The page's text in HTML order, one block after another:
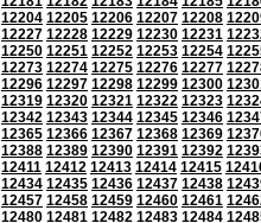
12204 12205 12206 12207 12208
12227 12228 12229 12230 12231
12250 12251 12252 12253 12254
12273 12274 12275 12276 12277
12296 12297 12298 12299 12300
12319 12320 12321 12322 12323
12342 12343 12344 12345 12346
12365 12366 12367 12368 12369
12388 12389 12390 12391 12392
12411 12412 12413 12414 12415
12434 12435 12436 12437 12438
12457 12458 12459 12460 12461
12480 12481 12482 12483 12484